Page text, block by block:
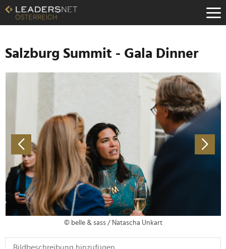
Zum
Inhalt
Zur
Navigation
Zur
Hauptnavigation
Salzburg Summit - Gala Dinner
© belle & sass / Natascha Unkart